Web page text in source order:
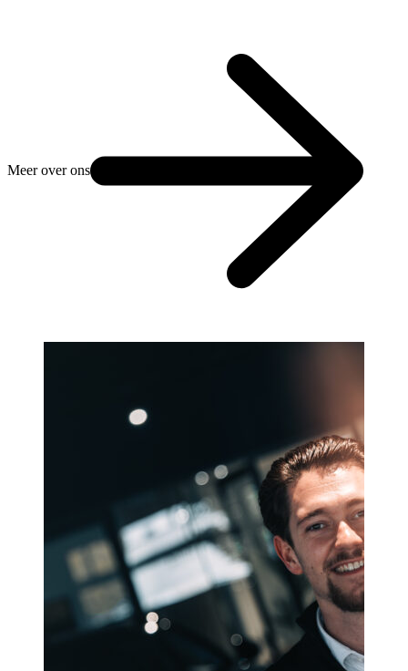
Meer over ons